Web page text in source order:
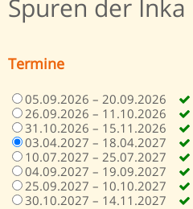
Spuren der Inka
Termine
05.09.2026 – 20.09.2026
26.09.2026 – 11.10.2026
31.10.2026 – 15.11.2026
03.04.2027 – 18.04.2027
10.07.2027 – 25.07.2027
04.09.2027 – 19.09.2027
25.09.2027 – 10.10.2027
30.10.2027 – 14.11.2027